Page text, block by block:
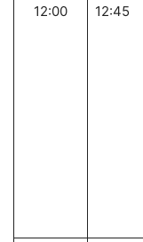
12:00 12:45